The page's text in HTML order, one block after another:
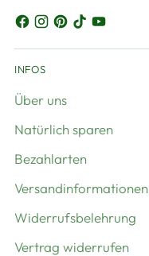
INFOS
Über uns
Natürlich sparen
Bezahlarten
Versandinformationen
Widerrufsbelehrung
Vertrag widerrufen